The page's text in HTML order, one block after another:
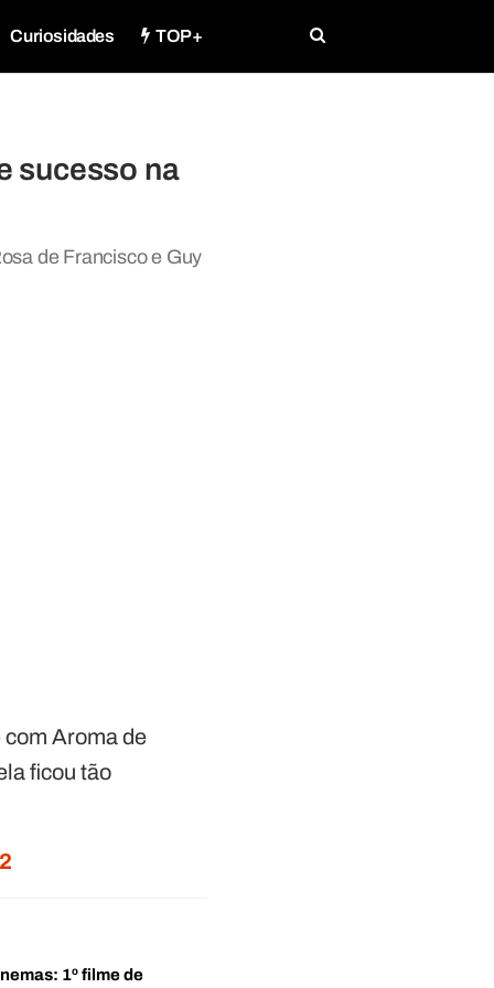
Curiosidades TOP+
sucesso na
de Francisco e Guy
com Aroma de
ficou tão
1º filme de